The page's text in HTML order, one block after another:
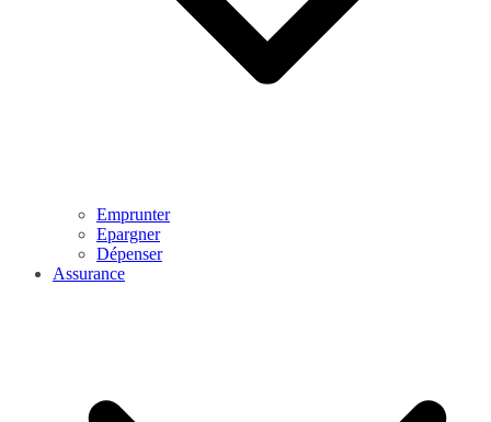
Emprunter
Epargner
Dépenser
Assurance